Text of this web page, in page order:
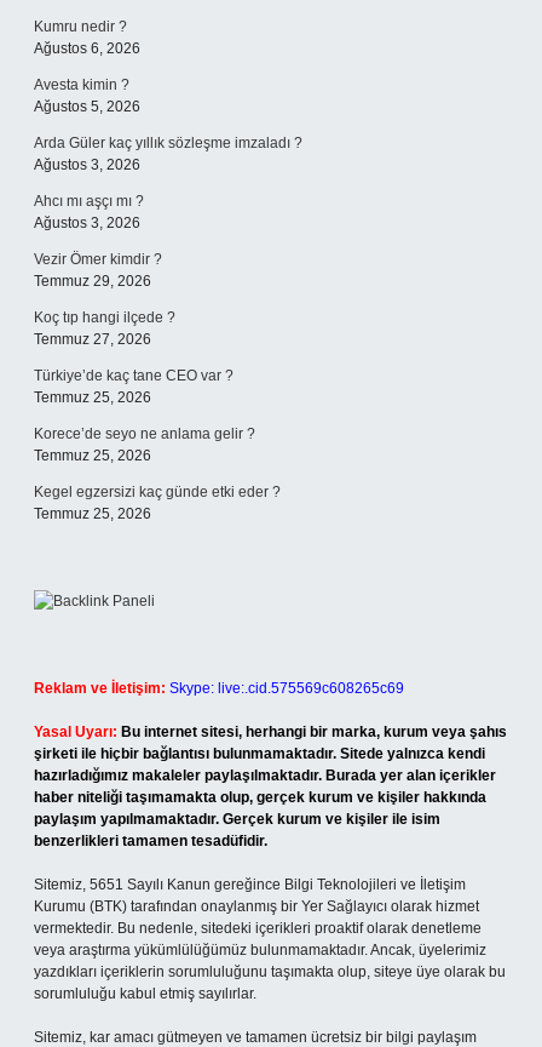
Kumru nedir ?
Ağustos 6, 2026
Avesta kimin ?
Ağustos 5, 2026
Arda Güler kaç yıllık sözleşme imzaladı ?
Ağustos 3, 2026
Ahcı mı aşçı mı ?
Ağustos 3, 2026
Vezir Ömer kimdir ?
Temmuz 29, 2026
Koç tıp hangi ilçede ?
Temmuz 27, 2026
Türkiye’de kaç tane CEO var ?
Temmuz 25, 2026
Korece’de seyo ne anlama gelir ?
Temmuz 25, 2026
Kegel egzersizi kaç günde etki eder ?
Temmuz 25, 2026
Reklam ve İletişim: Skype: live:.cid.575569c608265c69
Yasal Uyarı: Bu internet sitesi, herhangi bir marka, kurum veya şahıs
şirketi ile hiçbir bağlantısı bulunmamaktadır. Sitede yalnızca kendi
hazırladığımız makaleler paylaşılmaktadır. Burada yer alan içerikler
haber niteliği taşımamakta olup, gerçek kurum ve kişiler hakkında
paylaşım yapılmamaktadır. Gerçek kurum ve kişiler ile isim
benzerlikleri tamamen tesadüfidir.
Sitemiz, 5651 Sayılı Kanun gereğince Bilgi Teknolojileri ve İletişim
Kurumu (BTK) tarafından onaylanmış bir Yer Sağlayıcı olarak hizmet
vermektedir. Bu nedenle, sitedeki içerikleri proaktif olarak denetleme
veya araştırma yükümlülüğümüz bulunmamaktadır. Ancak, üyelerimiz
yazdıkları içeriklerin sorumluluğunu taşımakta olup, siteye üye olarak bu
sorumluluğu kabul etmiş sayılırlar.
Sitemiz, kar amacı gütmeyen ve tamamen ücretsiz bir bilgi paylaşım